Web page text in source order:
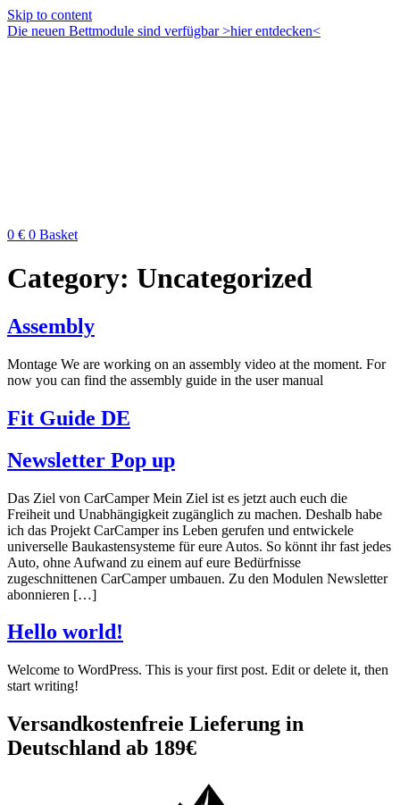
Skip to content
Die neuen Bettmodule sind verfügbar >hier entdecken<
0 € 0 Basket
Category: Uncategorized
Assembly
Montage We are working on an assembly video at the moment. For
now you can find the assembly guide in the user manual
Fit Guide DE
Newsletter Pop up
Das Ziel von CarCamper Mein Ziel ist es jetzt auch euch die
Freiheit und Unabhängigkeit zugänglich zu machen. Deshalb habe
ich das Projekt CarCamper ins Leben gerufen und entwickele
universelle Baukastensysteme für eure Autos. So könnt ihr fast jedes
Auto, ohne Aufwand zu einem auf eure Bedürfnisse
zugeschnittenen CarCamper umbauen. Zu den Modulen Newsletter
abonnieren […]
Hello world!
Welcome to WordPress. This is your first post. Edit or delete it, then
start writing!
Versandkostenfreie Lieferung in
Deutschland ab 189€